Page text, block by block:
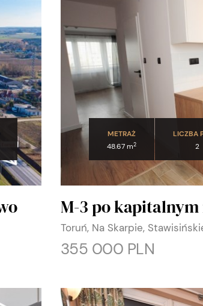
METRAŻ
48.67 m2
LICZBA
2
M-3 po kapitalnym
Toruń, Na Skarpie,
355 000 PLN